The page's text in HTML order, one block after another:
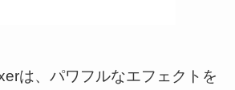
は、パワフルなエフェクトを